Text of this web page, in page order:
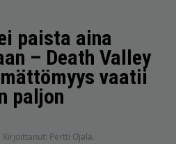
paista aina
– Death Valley
vaatii
paljon
Kirjoittanut: Pertti Ojala.